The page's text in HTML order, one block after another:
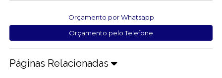
Orçamento por Whatsapp
Orçamento pelo Telefone
Páginas Relacionadas